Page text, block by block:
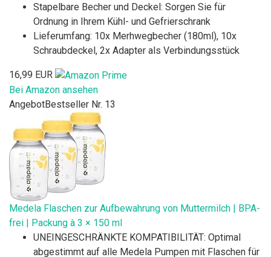
Stapelbare Becher und Deckel: Sorgen Sie für
Ordnung in Ihrem Kühl- und Gefrierschrank
Lieferumfang: 10x Merhwegbecher (180ml), 10x
Schraubdeckel, 2x Adapter als Verbindungsstück
16,99 EUR
Bei Amazon ansehen
AngebotBestseller Nr. 13
Medela Flaschen zur Aufbewahrung von Muttermilch | BPA-
frei | Packung à 3 × 150 ml
UNEINGESCHRÄNKTE KOMPATIBILITÄT: Optimal
abgestimmt auf alle Medela Pumpen mit Flaschen für